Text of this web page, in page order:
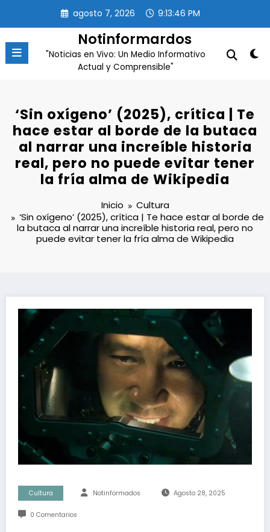
contenido
agosto 7, 2026 9:13:46 PM
Notinformardos
"Noticias en Vivo: Un Medio Informativo
Actual y Comprensible"
‘Sin oxígeno’ (2025), crítica | Te
hace estar al borde de la butaca
al narrar una increíble historia
real, pero no puede evitar tener
la fría alma de Wikipedia
Inicio
Cultura
‘Sin oxígeno’ (2025), crítica | Te hace estar al borde de
la butaca al narrar una increíble historia real, pero no
puede evitar tener la fría alma de Wikipedia
Cultura Notinformados Agosto 28, 2025
0 Comentarios